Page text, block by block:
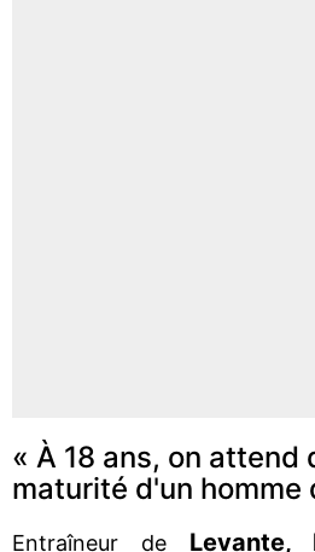
« À 18 ans, on attend
maturité d'un homme
Entraîneur de Levante,